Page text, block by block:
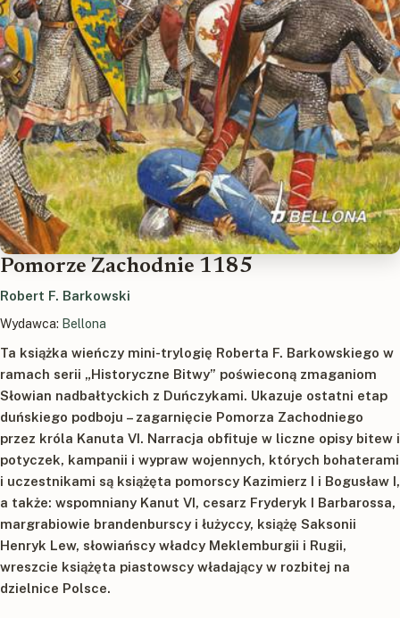
Pomorze Zachodnie 1185
Robert F. Barkowski
Wydawca: Bellona
Ta książka wieńczy mini-trylogię Roberta F. Barkowskiego w
ramach serii „Historyczne Bitwy” poświeconą zmaganiom
Słowian nadbałtyckich z Duńczykami. Ukazuje ostatni etap
duńskiego podboju – zagarnięcie Pomorza Zachodniego
przez króla Kanuta VI. Narracja obfituje w liczne opisy bitew i
potyczek, kampanii i wypraw wojennych, których bohaterami
i uczestnikami są książęta pomorscy Kazimierz I i Bogusław I,
a także: wspomniany Kanut VI, cesarz Fryderyk I Barbarossa,
margrabiowie brandenburscy i łużyccy, książę Saksonii
Henryk Lew, słowiańscy władcy Meklemburgii i Rugii,
wreszcie książęta piastowscy władający w rozbitej na
dzielnice Polsce.